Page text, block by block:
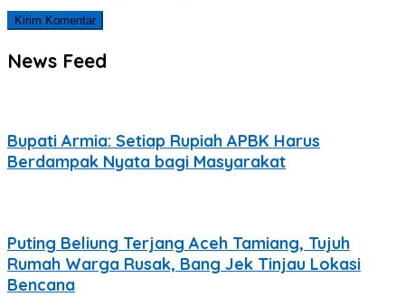
News Feed
Bupati Armia: Setiap Rupiah APBK Harus
Berdampak Nyata bagi Masyarakat
Puting Beliung Terjang Aceh Tamiang, Tujuh
Rumah Warga Rusak, Bang Jek Tinjau Lokasi
Bencana